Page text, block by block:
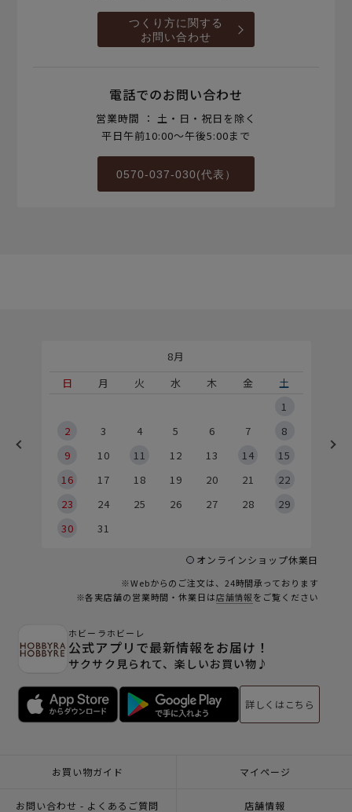
つくり方に関する
お問い合わせ
電話でのお問い合わせ
営業時間 ： 土・日・祝日を除く
平日午前10:00～午後5:00まで
0570-037-030(代表）
8月
日
月 火 水 木 金
土
1
2
3 4 5 6 7
8
9
10 11 12 13 14
15
16
17 18 19 20 21
22
23
24 25 26 27 28
29
30
31
オンラインショップ休業日
※Webからのご注文は、24時間承っております
※各実店舗の営業時間・休業日は店舗情報をご覧ください
ホビーラホビーレ
公式アプリで最新情報をお届け！
サクサク見られて、楽しいお買い物♪
詳しくはこちら
お買い物ガイド マイページ
お問い合わせ - よくあるご質問 店舗情報